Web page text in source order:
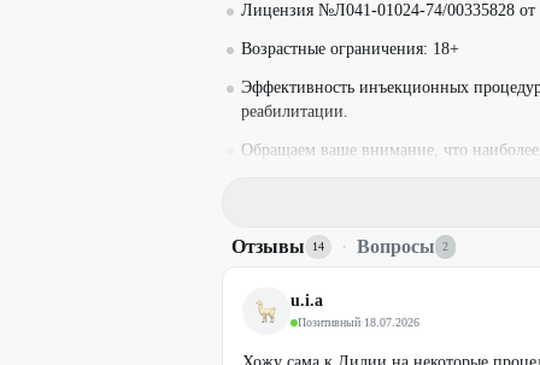
Лицензия №Л041-01024-74/00335828 от
Возрастные ограничения: 18+
Эффективность инъекционных
реабилитации.
Обращаем ваше внимание, что
бугорки при соответствующей технике
Действует только наличный расчет.
Опоздание без предупреждения на 15
Отзывы 14 · Вопросы 2
u.i.a
Позитивный·18.07.2026